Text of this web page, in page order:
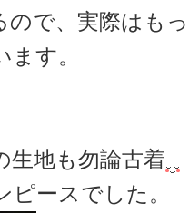
ので、実際はも
す。
生地も勿論古着
ピースでした。